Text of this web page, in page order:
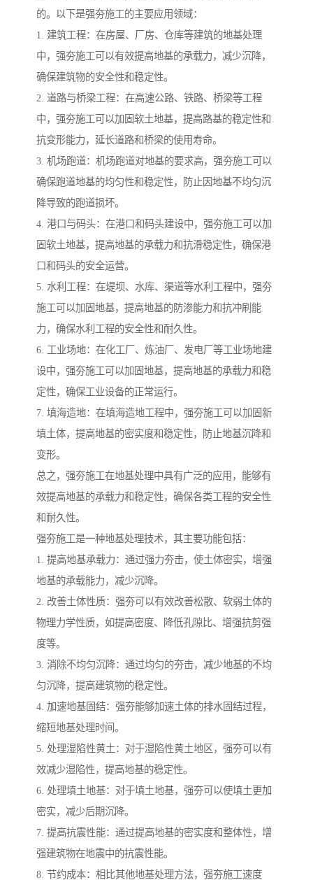
的。以下是强夯施工的主要应用领域：
1. 建筑工程：在房屋、厂房、仓库等建筑的地基处理
中，强夯施工可以有效提高地基的承载力，减少沉降，
确保建筑物的安全性和稳定性。
2. 道路与桥梁工程：在高速公路、铁路、桥梁等工程
中，强夯施工可以加固软土地基，提高路基的稳定性和
抗变形能力，延长道路和桥梁的使用寿命。
3. 机场跑道：机场跑道对地基的要求高，强夯施工可以
确保跑道地基的均匀性和稳定性，防止因地基不均匀沉
降导致的跑道损坏。
4. 港口与码头：在港口和码头建设中，强夯施工可以加
固软土地基，提高地基的承载力和抗滑稳定性，确保港
口和码头的安全运营。
5. 水利工程：在堤坝、水库、渠道等水利工程中，强夯
施工可以加固地基，提高地基的防渗能力和抗冲刷能
力，确保水利工程的安全性和耐久性。
6. 工业场地：在化工厂、炼油厂、发电厂等工业场地建
设中，强夯施工可以加固地基，提高地基的承载力和稳
定性，确保工业设备的正常运行。
7. 填海造地：在填海造地工程中，强夯施工可以加固新
填土体，提高地基的密实度和稳定性，防止地基沉降和
变形。
总之，强夯施工在地基处理中具有广泛的应用，能够有
效提高地基的承载力和稳定性，确保各类工程的安全性
和耐久性。
强夯施工是一种地基处理技术，其主要功能包括：
1. 提高地基承载力：通过强力夯击，使土体密实，增强
地基的承载能力，减少沉降。
2. 改善土体性质：强夯可以有效改善松散、软弱土体的
物理力学性质，如提高密度、降低孔隙比、增强抗剪强
度等。
3. 消除不均匀沉降：通过均匀的夯击，减少地基的不均
匀沉降，提高建筑物的稳定性。
4. 加速地基固结：强夯能够加速土体的排水固结过程，
缩短地基处理时间。
5. 处理湿陷性黄土：对于湿陷性黄土地区，强夯可以有
效减少湿陷性，提高地基的稳定性。
6. 处理填土地基：对于填土地基，强夯可以使填土更加
密实，减少后期沉降。
7. 提高抗震性能：通过提高地基的密实度和整体性，增
强建筑物在地震中的抗震性能。
8. 节约成本：相比其他地基处理方法，强夯施工速度